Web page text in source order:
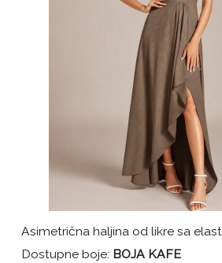
Asimetrična haljina od likre sa
Dostupne boje: BOJA KAFE